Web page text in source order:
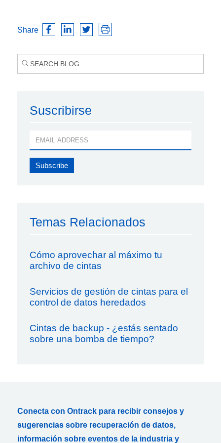
Share
Suscribirse
Temas Relacionados
Cómo aprovechar al máximo tu
archivo de cintas
Servicios de gestión de cintas para el
control de datos heredados
Cintas de backup - ¿estás sentado
sobre una bomba de tiempo?
Conecta con Ontrack para recibir consejos y
sugerencias sobre recuperación de datos,
información sobre eventos de la industria y